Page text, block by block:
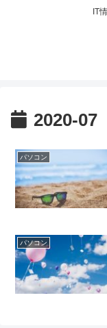
IT
2020-07
パソコン
パソコン